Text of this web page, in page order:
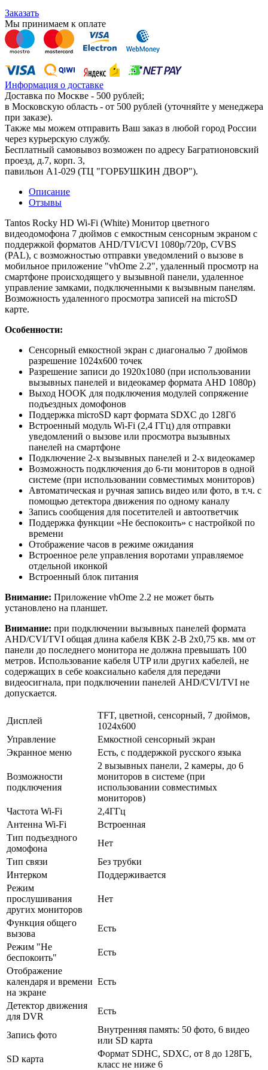
Заказать
Мы принимаем к оплате
Информация о доставке
Доставка по Москве - 500 рублей;
в Московскую область - от 500 рублей (уточняйте у менеджера
при заказе).
Также мы можем отправить Ваш заказ в любой город России
через курьерскую службу.
Бесплатный самовывоз возможен по адресу Багратионовский
проезд, д.7, корп. 3,
павильон А1-029 (ТЦ "ГОРБУШКИН ДВОР").
Описание
Отзывы
Tantos Rocky HD Wi-Fi (White) Монитор цветного
видеодомофона 7 дюймов с емкостным сенсорным экраном с
поддержкой форматов AHD/TVI/CVI 1080p/720p, CVBS
(PAL), с возможностью отправки уведомлений о вызове в
мобильное приложение "vhOme 2.2", удаленный просмотр на
смартфоне происходящего у вызывной панели, удаленное
управление замками, подключенными к вызывным панелям.
Возможность удаленного просмотра записей на microSD
карте.
Особенности:
Сенсорный емкостной экран с диагональю 7 дюймов
разрешение 1024х600 точек
Разрешение записи до 1920х1080 (при иcпользовании
вызывных панелей и видеокамер формата AHD 1080p)
Выход HOOK для подключения модулей сопряжение
подъездных домофонов
Поддержка microSD карт формата SDXC до 128Гб
Встроенный модуль Wi-Fi (2,4 ГГц) для отправки
уведомлений о вызове или просмотра вызывных
панелей на смартфоне
Подключение 2-х вызывных панелей и 2-х видеокамер
Возможность подключения до 6-ти мониторов в одной
системе (при использовании совместимых мониторов)
Автоматическая и ручная запись видео или фото, в т.ч. с
помощью детектора движения по одному каналу
Запись сообщения для посетителей и автоответчик
Поддержка функции «Не беспокоить» с настройкой по
времени
Отображение часов в режиме ожидания
Встроенное реле управления воротами управляемое
отдельной иконкой
Встроенный блок питания
Внимание: Приложение vhOme 2.2 не может быть
установлено на планшет.
Внимание: при подключении вызывных панелей формата
AHD/CVI/TVI общая длина кабеля КВК 2-В 2х0,75 кв. мм от
панели до последнего монитора не должна превышать 100
метров. Использование кабеля UTP или других кабелей, не
содержащих в себе коаксиально кабеля для передачи
видеосигнала, при подключении панелей AHD/CVI/TVI не
допускается.
Дисплей
TFT, цветной, сенсорный, 7 дюймов,
1024х600
Управление
Емкостной сенсорный экран
Экранное меню
Есть, с поддержкой русского языка
Возможности
подключения
2 вызывных панели, 2 камеры, до 6
мониторов в системе (при
использовании совместимых
мониторов)
Частота Wi-Fi
2,4ГГц
Антенна Wi-Fi
Встроенная
Тип подъездного
домофона
Нет
Тип связи
Без трубки
Интерком
Поддерживается
Режим
прослушивания
других мониторов
Нет
Функция общего
вызова
Есть
Режим "Не
беспокоить"
Есть
Отображение
календаря и времени
на экране
Есть
Детектор движения
для DVR
Есть
Запись фото
Внутренняя память: 50 фото, 6 видео
или SD карта
SD карта
Формат SDHC, SDXC, от 8 до 128ГБ,
класс не ниже 6